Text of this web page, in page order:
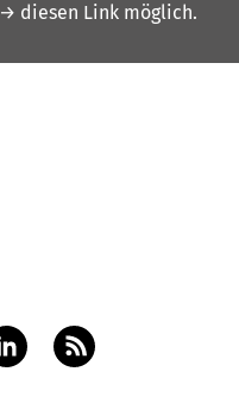
→ diesen Link möglich.